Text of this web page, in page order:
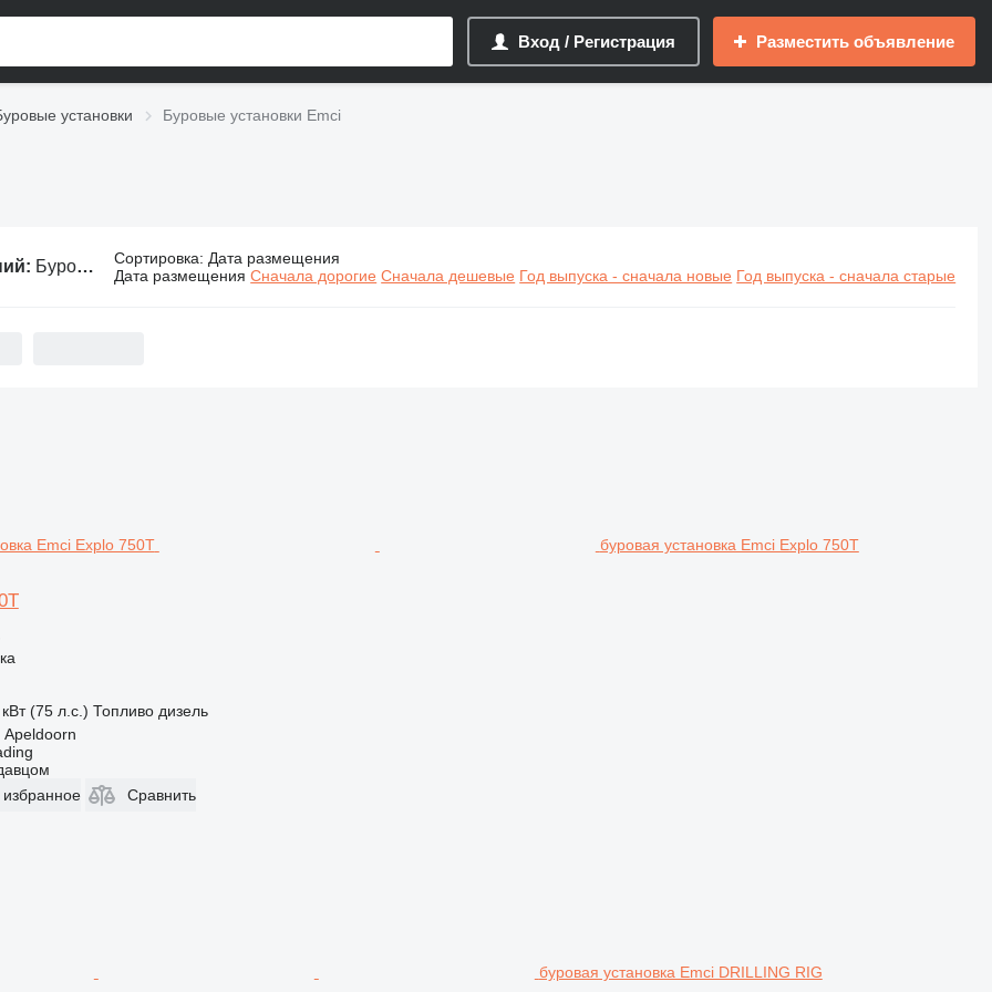
Вход / Регистрация Разместить объявление
установки Буровые установки Emci
Буровые установки Emci Сортировка: Дата размещения
Дата размещения Сначала дорогие Сначала дешевые Год выпуска - сначала новые Год выпуска - сначала старые
буровая установка Emci Explo 750T
(75 л.с.) Топливо дизель
избранное
Сравнить
буровая установка Emci DRILLING RIG